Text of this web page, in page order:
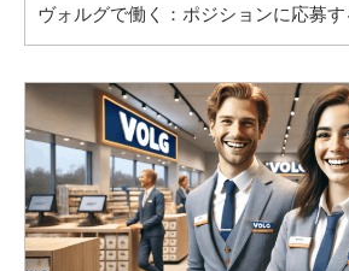
ヴォルグで働く：ポジションに応募